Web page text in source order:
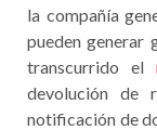
la compañía
pueden generar
transcurrido el
devolución de
notificación de